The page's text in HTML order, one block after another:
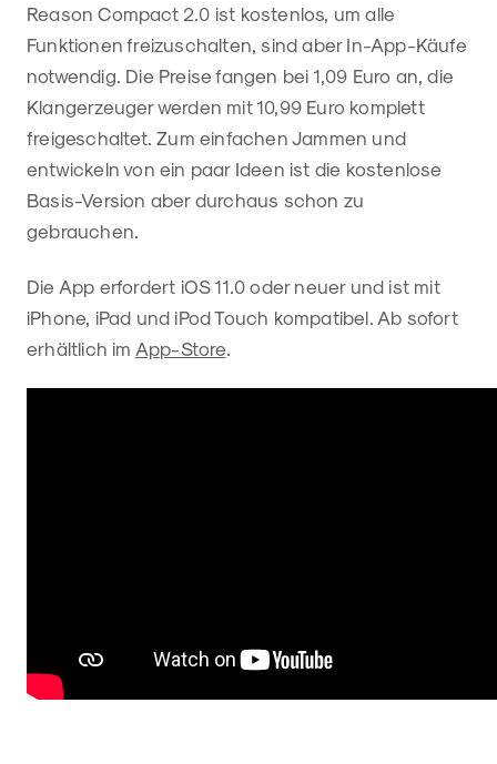
Reason Compact 2.0 ist kostenlos, um alle
Funktionen freizuschalten, sind aber In-App-Käufe
notwendig. Die Preise fangen bei 1,09 Euro an, die
Klangerzeuger werden mit 10,99 Euro komplett
freigeschaltet. Zum einfachen Jammen und
entwickeln von ein paar Ideen ist die kostenlose
Basis-Version aber durchaus schon zu
gebrauchen.
Die App erfordert iOS 11.0 oder neuer und ist mit
iPhone, iPad und iPod Touch kompatibel. Ab sofort
erhältlich im App-Store